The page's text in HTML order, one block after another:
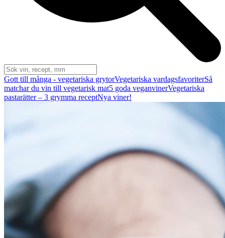
Gott till många - vegetariska grytorVegetariska vardagsfavoriterSå
matchar du vin till vegetarisk mat5 goda veganvinerVegetariska
pastarätter – 3 grymma receptNya viner!